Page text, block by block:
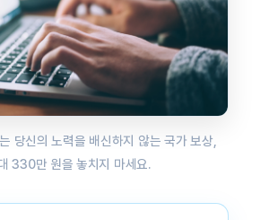
당신의 노력을 배신하지 않는 국가 보상,
330만 원을 놓치지 마세요.